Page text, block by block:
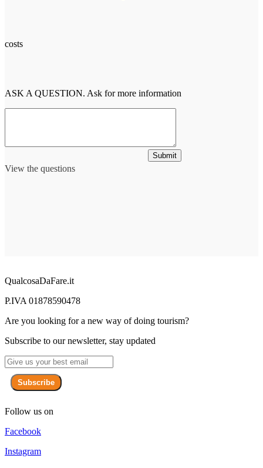
costs
ASK A QUESTION. Ask for more information
View the questions
Submit
QualcosaDaFare.it
P.IVA 01878590478
Are you looking for a new way of doing tourism?
Subscribe to our newsletter, stay updated
Subscribe
Follow us on
Facebook
Instagram